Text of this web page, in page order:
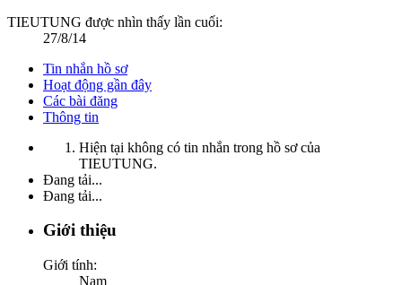
TIEUTUNG được nhìn thấy lần cuối:
27/8/14
Tin nhắn hồ sơ
Hoạt động gần đây
Các bài đăng
Thông tin
Hiện tại không có tin nhắn trong hồ sơ của
TIEUTUNG.
Đang tải...
Đang tải...
Giới thiệu
Giới tính:
Nam